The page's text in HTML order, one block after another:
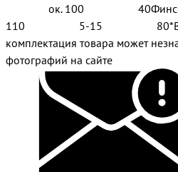
ок. 100
110 5-15
комплектация товара может
фотографий на сайте